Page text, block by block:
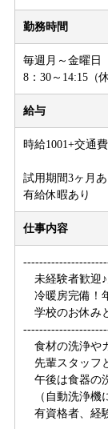
勤務時間
毎週月～金曜日
8：30～14:15（
給与
時給1001+交通
試用期間3ヶ月
有給休暇あり
仕事内容
未経験者歓迎♪
冷暖房完備！
学校のお休み
食材の洗浄や
先輩スタッフ
午後は食器の
（自動洗浄機
有資格者、経